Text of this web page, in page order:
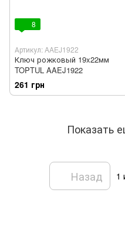
8
Артикул: AAEJ1922
Ключ рожковый 19x22мм
TOPTUL AAEJ1922
261 грн
Показать
Назад 1